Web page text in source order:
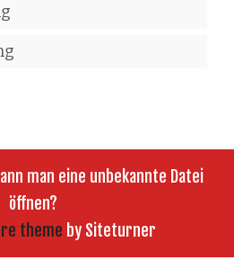
man eine unbekannte Datei
öffnen?
theme by Siteturner